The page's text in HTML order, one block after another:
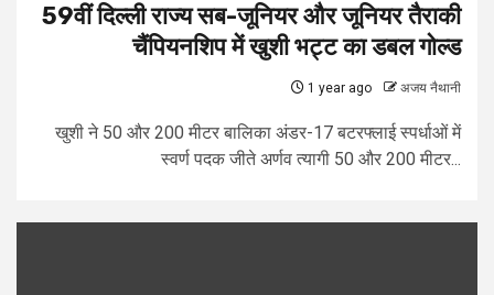
59वीं दिल्ली राज्य सब-जूनियर और जूनियर तैराकी
चैंपियनशिप में खुशी भट्ट का डबल गोल्ड
1 year ago अजय नैथानी
खुशी ने 50 और 200 मीटर बालिका अंडर-17 बटरफ्लाई स्पर्धाओं में
स्वर्ण पदक जीते अर्णव त्यागी 50 और 200 मीटर...